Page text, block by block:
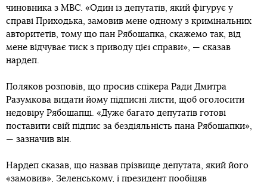
чиновника з МВС. «Один із депутатів, який фігурує у
справі Приходька, замовив мене одному з кримінальних
авторитетів, тому що пан Рябошапка, скажемо так, від
мене відчуває тиск з приводу цієї справи», — сказав
нардеп.
Поляков розповів, що просив спікера Ради Дмитра
Разумкова видати йому підписні листи, щоб оголосити
недовіру Рябошапці. «Дуже багато депутатів готові
поставити свій підпис за бездіяльність пана Рябошапки»,
— зазначив він.
Нардеп сказав, що назвав прізвище депутата, який його
«замовив», Зеленському, і президент пообіцяв